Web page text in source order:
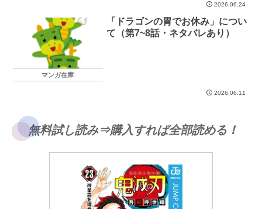
2026.06.24
マンガ在庫
「ドラゴンの胃でお休み」につい
て（第7~8話・ネタバレあり）
2026.06.11
無料試し読み⇒購入すれば全部読める！